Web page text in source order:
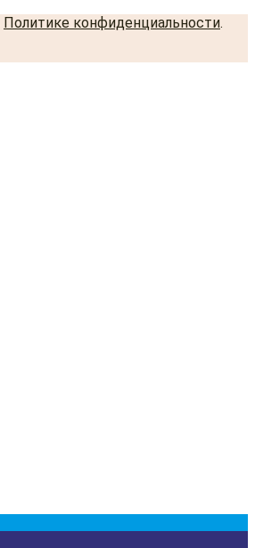
Политике конфиденциальности.